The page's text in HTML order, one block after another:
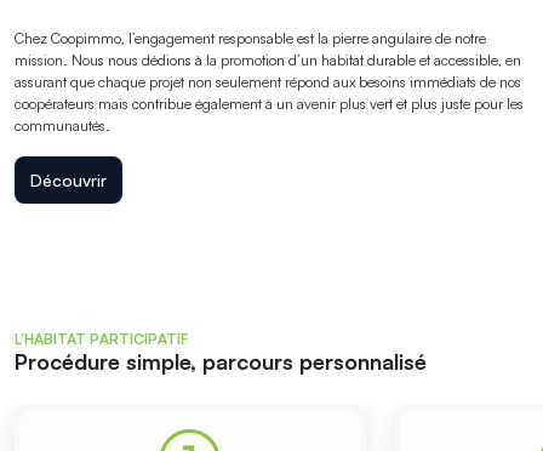
Chez Coopimmo, l’engagement responsable est la pierre angulaire de notre
mission. Nous nous dédions à la promotion d’un habitat durable et accessible, en
assurant que chaque projet non seulement répond aux besoins immédiats de nos
coopérateurs mais contribue également à un avenir plus vert et plus juste pour les
communautés.
Découvrir
L'HABITAT PARTICIPATIF
Procédure simple, parcours personnalisé